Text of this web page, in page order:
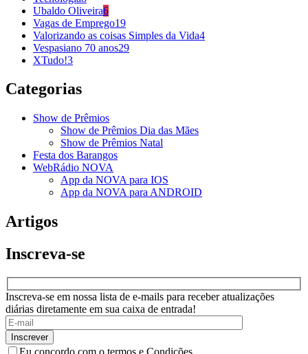
Ubaldo Oliveira6
Vagas de Emprego19
Valorizando as coisas Simples da Vida4
Vespasiano 70 anos29
XTudo!3
Categorias
Show de Prêmios
Show de Prêmios Dia das Mães
Show de Prêmios Natal
Festa dos Barangos
WebRádio NOVA
App da NOVA para IOS
App da NOVA para ANDROID
Artigos
Inscreva-se
Inscreva-se em nossa lista de e-mails para receber atualizações
diárias diretamente em sua caixa de entrada!
Eu concordo com o termos e Condições